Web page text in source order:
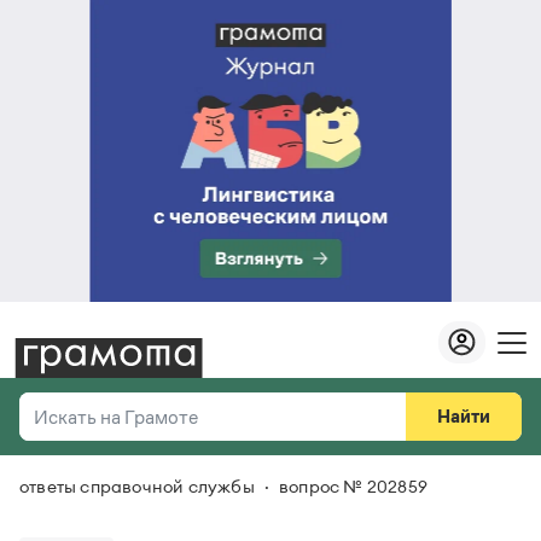
Искать на Грамоте
Справочная служба
Найти
Везде
ответы справочной службы вопрос № 202859